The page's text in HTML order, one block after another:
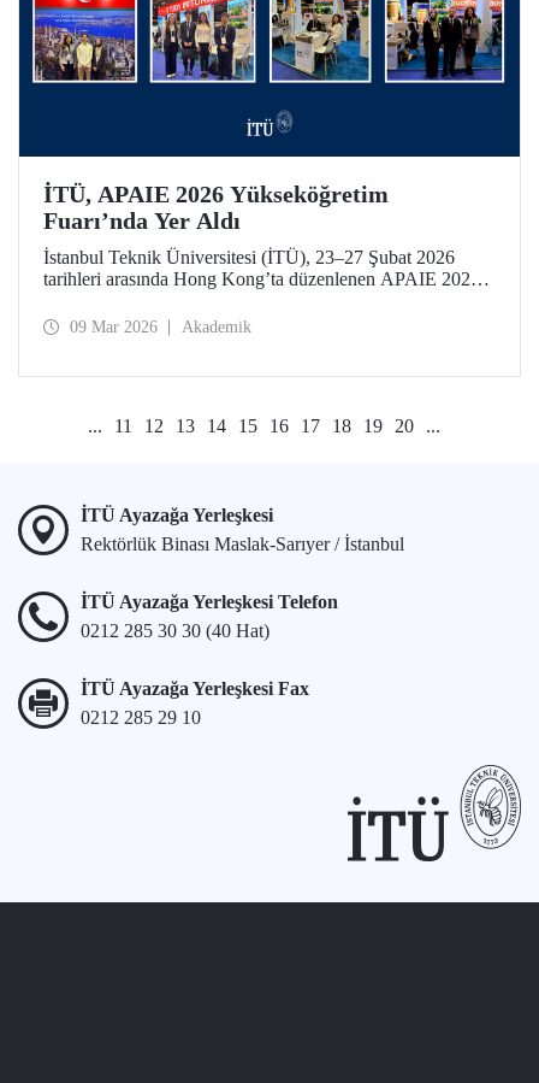
İTÜ, APAIE 2026 Yükseköğretim
Fuarı’nda Yer Aldı
İstanbul Teknik Üniversitesi (İTÜ), 23–27 Şubat 2026
tarihleri arasında Hong Kong’ta düzenlenen APAIE 2026
yükseköğretim paydaşlarıyla bir araya geldi.
09 Mar 2026 Akademik
... 11 12 13 14 15 16 17 18 19 20 ...
İTÜ Ayazağa Yerleşkesi
Rektörlük Binası Maslak-Sarıyer / İstanbul
İTÜ Ayazağa Yerleşkesi Telefon
0212 285 30 30 (40 Hat)
İTÜ Ayazağa Yerleşkesi Fax
0212 285 29 10